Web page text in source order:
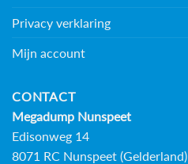
Privacy verklaring
Mijn account
CONTACT
Megadump Nunspeet
Edisonweg 14
8071 RC Nunspeet (Gelderland)